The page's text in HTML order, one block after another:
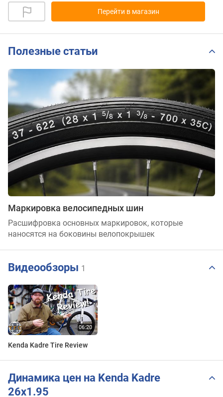
Перейти в магазин
Полезные статьи
Маркировка велосипедных шин
Расшифровка основных маркировок, которые
наносятся на боковины велопокрышек
Видеообзоры 1
Kenda Kadre Tire Review
Динамика цен на Kenda Kadre
26x1.95